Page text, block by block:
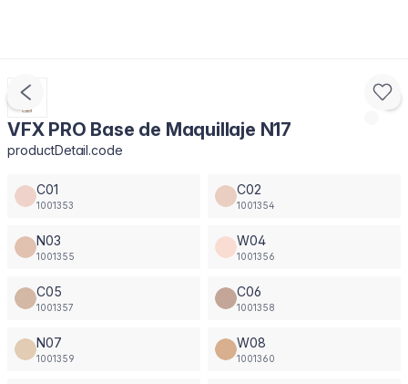
VFX PRO Base de Maquillaje N17
productDetail.code
C01
1001353
C02
1001354
N03
1001355
W04
1001356
C05
1001357
C06
1001358
N07
1001359
W08
1001360